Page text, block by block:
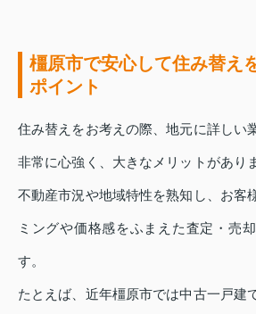
橿原市で安心して住み替え
ポイント
住み替えをお考えの際、地元に詳しい
非常に心強く、大きなメリットがあり
不動産市況や地域特性を熟知し、お客
ミングや価格感をふまえた査定・売
す。
たとえば、近年橿原市では中古一戸建